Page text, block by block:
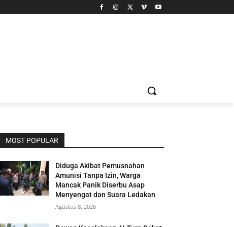
MOST POPULAR
Diduga Akibat Pemusnahan
Amunisi Tanpa Izin, Warga
Mancak Panik Diserbu Asap
Menyengat dan Suara Ledakan
Agustus 8, 2026